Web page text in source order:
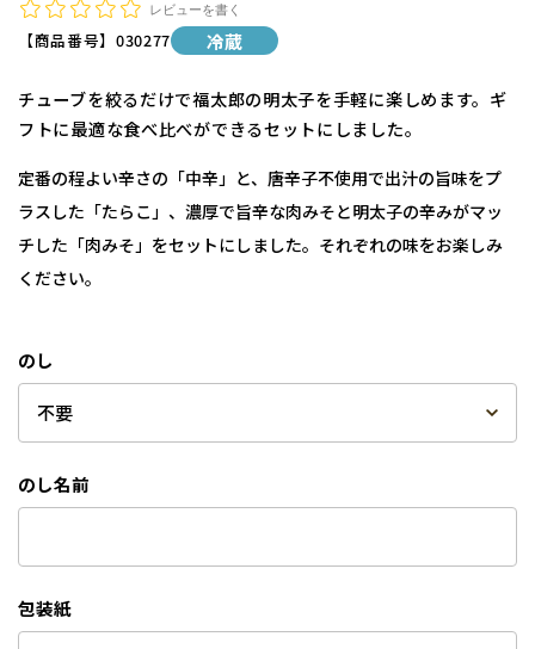
レビューを書く
【商品番号】 030277 冷蔵
チューブを絞るだけで福太郎の明太子を手軽に楽しめます。ギ
フトに最適な食べ比べができるセットにしました。
定番の程よい辛さの「中辛」と、唐辛子不使用で出汁の旨味をプ
ラスした「たらこ」、濃厚で旨辛な肉みそと明太子の辛みがマッ
チした「肉みそ」をセットにしました。それぞれの味をお楽しみ
ください。
のし
のし名前
包装紙